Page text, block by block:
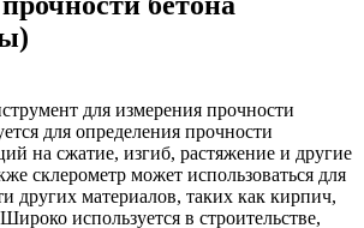
для измерения прочности
для определения прочности
на сжатие, изгиб, растяжение и другие
склерометр может использоваться для
других материалов, таких как кирпич,
используется в строительстве,